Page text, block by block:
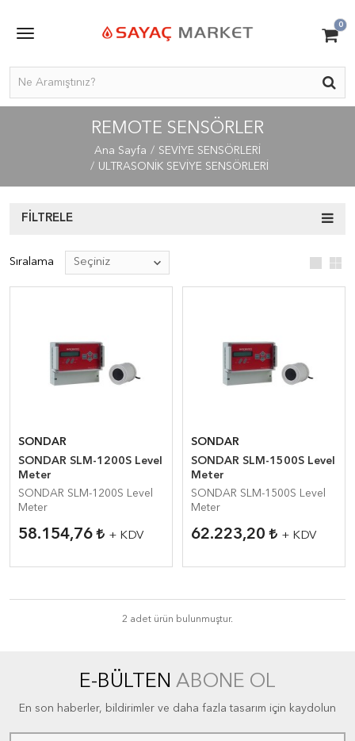
0
REMOTE SENSÖRLER
Ana Sayfa
SEVİYE SENSÖRLERİ
ULTRASONİK SEVİYE SENSÖRLERİ
FILTRELE
Sıralama
SONDAR
SONDAR SLM-1200S Level
Meter
SONDAR SLM-1200S Level
Meter
58.154,76 + KDV
SONDAR
SONDAR SLM-1500S Level
Meter
SONDAR SLM-1500S Level
Meter
62.223,20 + KDV
2 adet ürün bulunmuştur.
E-BÜLTEN ABONE OL
En son haberler, bildirimler ve daha fazla tasarım için kaydolun